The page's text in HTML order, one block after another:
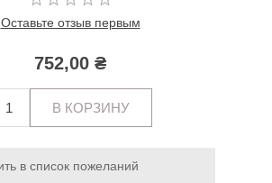
Оставьте отзыв первым
752,00 ₴